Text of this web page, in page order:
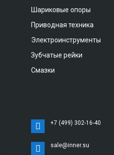
Шариковые опоры
Приводная техника
Электроинструменты
Зубчатые рейки
Смазки
+7 (499) 302-16-40
sale@inner.su